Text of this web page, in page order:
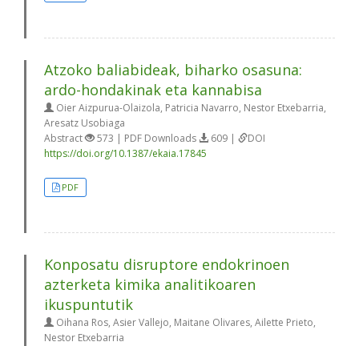
Atzoko baliabideak, biharko osasuna:
ardo-hondakinak eta kannabisa
Oier Aizpurua-Olaizola, Patricia Navarro, Nestor Etxebarria,
Aresatz Usobiaga
Abstract
573 | PDF Downloads 609 |
DOI
https://doi.org/10.1387/ekaia.17845
PDF
Konposatu disruptore endokrinoen
azterketa kimika analitikoaren
ikuspuntutik
Oihana Ros, Asier Vallejo, Maitane Olivares, Ailette Prieto,
Nestor Etxebarria